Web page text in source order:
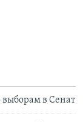
в Сенат